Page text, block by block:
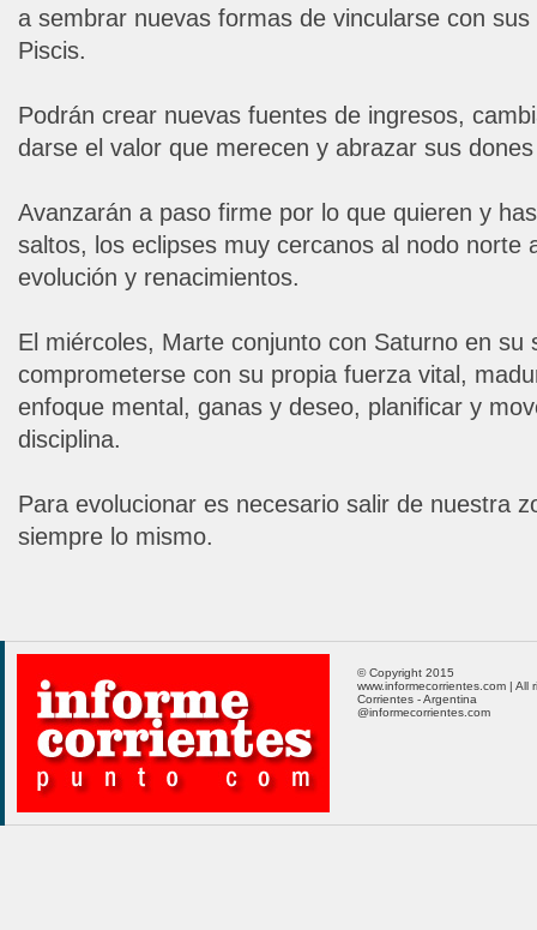
a sembrar nuevas formas de vincularse con
Piscis.
Podrán crear nuevas fuentes de ingresos,
darse el valor que merecen y abrazar sus
Avanzarán a paso firme por lo que quieren y
saltos, los eclipses muy cercanos al nodo norte
evolución y renacimientos.
El miércoles, Marte conjunto con Saturno en su
comprometerse con su propia fuerza vital,
enfoque mental, ganas y deseo, planificar y
disciplina.
Para evolucionar es necesario salir de nuestra
siempre lo mismo.
© Copyright 2015
www.informecorrientes.com | All
Corrientes - Argentina
@informecorrientes.com